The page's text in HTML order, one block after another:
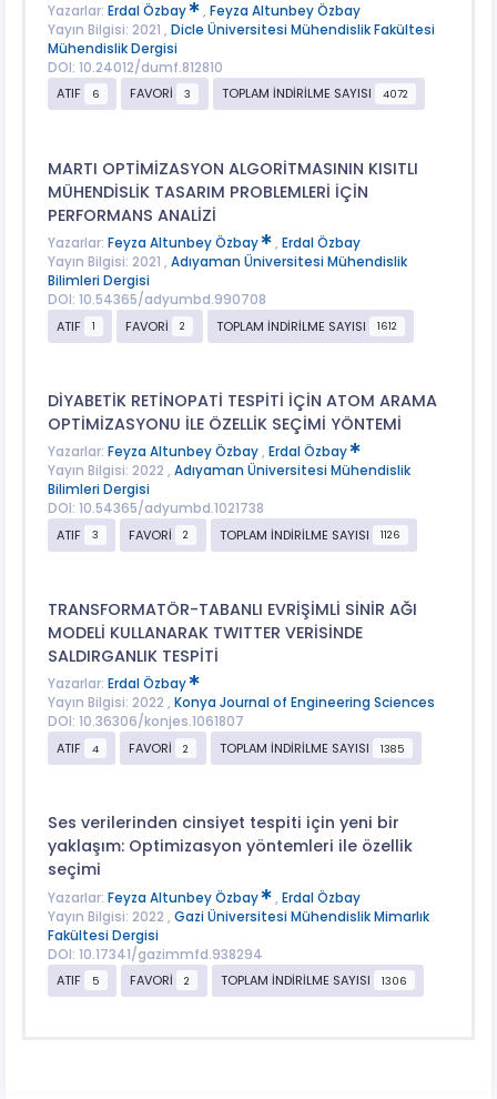
Yazarlar: Erdal Özbay , Feyza Altunbey Özbay
Yayın Bilgisi: 2021 , Dicle Üniversitesi Mühendislik Fakültesi
Mühendislik Dergisi
DOI: 10.24012/dumf.812810
ATIF
6 FAVORİ 3 TOPLAM İNDİRİLME SAYISI 4072
MARTI OPTİMİZASYON ALGORİTMASININ KISITLI
MÜHENDİSLİK TASARIM PROBLEMLERİ İÇİN
PERFORMANS ANALİZİ
Yazarlar: Feyza Altunbey Özbay , Erdal Özbay
Yayın Bilgisi: 2021 , Adıyaman Üniversitesi Mühendislik
Bilimleri Dergisi
DOI: 10.54365/adyumbd.990708
ATIF
1 FAVORİ 2 TOPLAM İNDİRİLME SAYISI 1612
DİYABETİK RETİNOPATİ TESPİTİ İÇİN ATOM ARAMA
OPTİMİZASYONU İLE ÖZELLİK SEÇİMİ YÖNTEMİ
Yazarlar: Feyza Altunbey Özbay, Erdal Özbay
Yayın Bilgisi: 2022 , Adıyaman Üniversitesi Mühendislik
Bilimleri Dergisi
DOI: 10.54365/adyumbd.1021738
ATIF
3 FAVORİ 2 TOPLAM İNDİRİLME SAYISI 1126
TRANSFORMATÖR-TABANLI EVRİŞİMLİ SİNİR AĞI
MODELİ KULLANARAK TWITTER VERİSİNDE
SALDIRGANLIK TESPİTİ
Yazarlar: Erdal Özbay
Yayın Bilgisi: 2022 , Konya Journal of Engineering Sciences
DOI: 10.36306/konjes.1061807
ATIF
4 FAVORİ 2 TOPLAM İNDİRİLME SAYISI 1385
Ses verilerinden cinsiyet tespiti için yeni bir
yaklaşım: Optimizasyon yöntemleri ile özellik
seçimi
Yazarlar: Feyza Altunbey Özbay , Erdal Özbay
Yayın Bilgisi: 2022 , Gazi Üniversitesi Mühendislik Mimarlık
Fakültesi Dergisi
DOI: 10.17341/gazimmfd.938294
ATIF
5 FAVORİ 2 TOPLAM İNDİRİLME SAYISI 1306